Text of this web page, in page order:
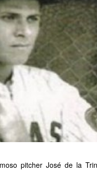
pitcher José de la